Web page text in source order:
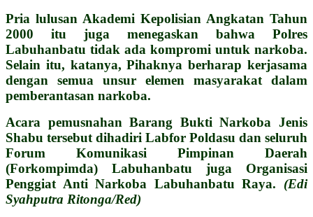
Pria lulusan Akademi Kepolisian Angkatan Tahun
2000 itu juga menegaskan bahwa Polres
Labuhanbatu tidak ada kompromi untuk narkoba.
Selain itu, katanya, Pihaknya berharap kerjasama
dengan semua unsur elemen masyarakat dalam
pemberantasan narkoba.
Acara pemusnahan Barang Bukti Narkoba Jenis
Shabu tersebut dihadiri Labfor Poldasu dan seluruh
Forum Komunikasi Pimpinan Daerah
(Forkompimda) Labuhanbatu juga Organisasi
Penggiat Anti Narkoba Labuhanbatu Raya. (Edi
Syahputra Ritonga/Red)